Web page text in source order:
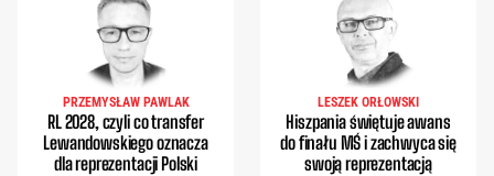
PRZEMYSŁAW PAWLAK
RL 2028, czyli co transfer
Lewandowskiego oznacza
dla reprezentacji Polski
LESZEK ORŁOWSKI
Hiszpania świętuje awans
do finału MŚ i zachwyca się
swoją reprezentacją